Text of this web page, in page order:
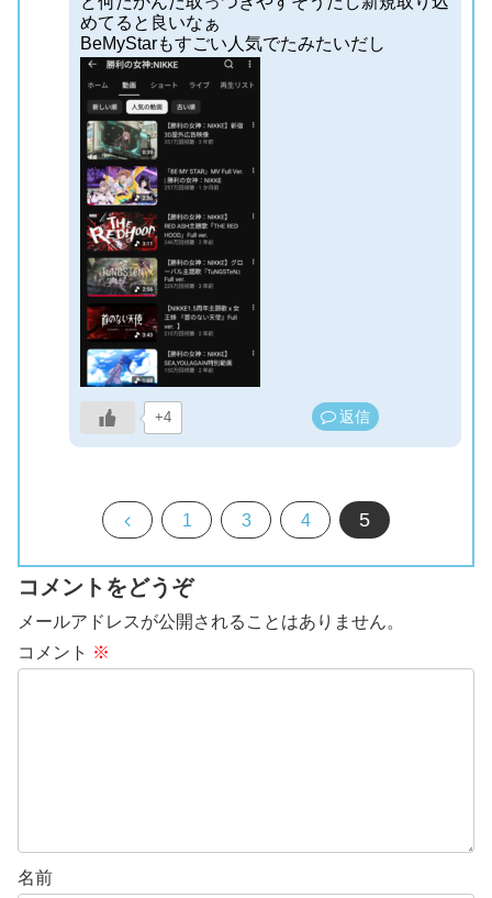
めてると良いなぁ
BeMyStarもすごい人気でたみたいだし
+4 返信
前
1 3 4 5
コメントをどうぞ
メールアドレスが公開されることはありません。
コメント ※
名前